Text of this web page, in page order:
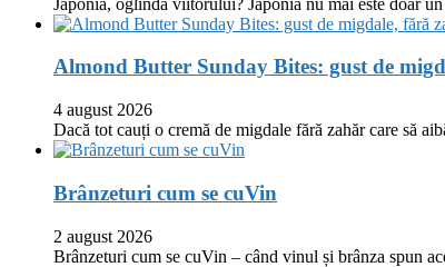
Almond Butter Sunday Bites: gust de
4 august 2026
Dacă tot cauți o cremă de migdale fără zahăr care să
Brânzeturi cum se cuVin
2 august 2026
Brânzeturi cum se cuVin – când vinul și brânza spun